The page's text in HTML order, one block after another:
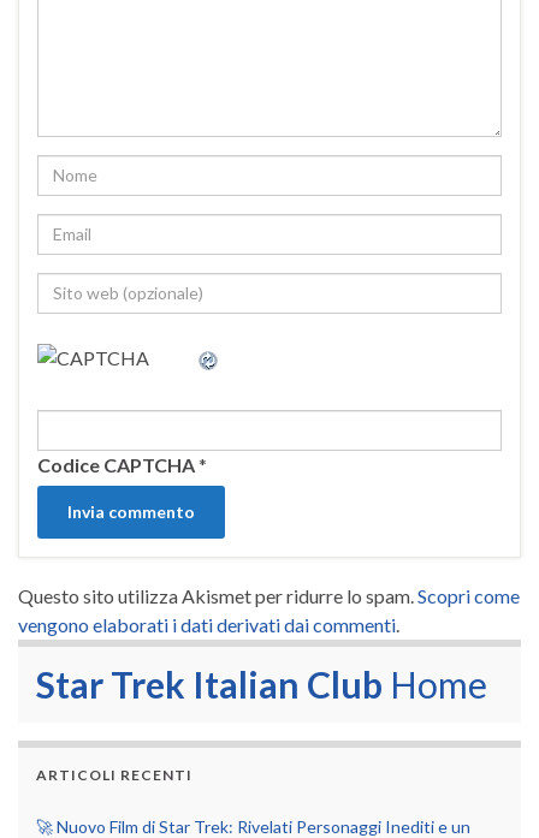
Codice CAPTCHA*
Questo sito utilizza Akismet per ridurre lo spam. Scopri come
vengono elaborati i dati derivati dai commenti
Star Trek Italian Club Home
ARTICOLI RECENTI
🚀 Nuovo Film di Star Trek: Rivelati Personaggi Inediti e un